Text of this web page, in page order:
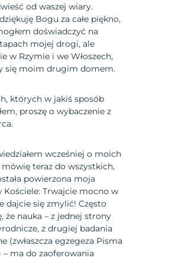
od waszej wiary.
Bogu za całe piękno,
doświadczyć na
mojej drogi, ale
w Rzymie i we Włoszech,
się moim drugim domem.
których w jakiś sposób
proszę o wybaczenie z
wcześniej o moich
mówię teraz do wszystkich,
powierzona moja
Kościele: Trwajcie mocno w
dajcie się zmylić! Często
że nauka – z jednej strony
z drugiej badania
(zwłaszcza egzegeza Pisma
– ma do zaoferowania